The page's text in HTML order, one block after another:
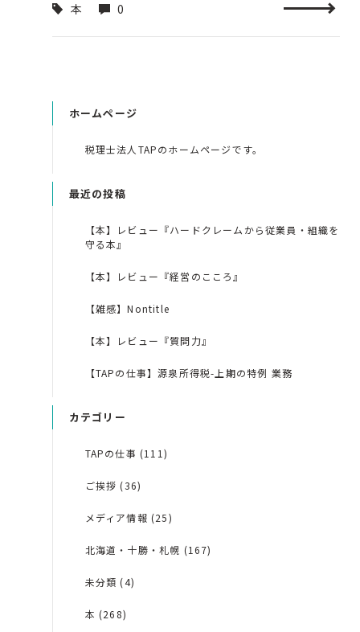
本
0
ホームページ
税理士法人TAPのホームページです。
最近の投稿
【本】レビュー『ハードクレームから従業員・組織を
守る本』
【本】レビュー『経営のこころ』
【雑感】Nontitle
【本】レビュー『質問力』
【TAPの仕事】源泉所得税-上期の特例 業務
カテゴリー
TAPの仕事 (111)
ご挨拶 (36)
メディア情報 (25)
北海道・十勝・札幌 (167)
未分類 (4)
本 (268)